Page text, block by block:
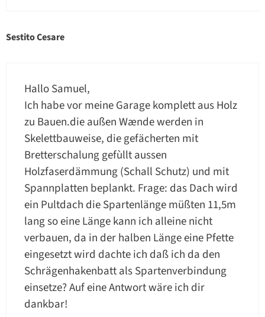
Sestito Cesare
Hallo Samuel,
Ich habe vor meine Garage komplett aus Holz
zu Bauen.die außen Wænde werden in
Skelettbauweise, die gefächerten mit
Bretterschalung gefùllt aussen
Holzfaserdämmung (Schall Schutz) und mit
Spannplatten beplankt. Frage: das Dach wird
ein Pultdach die Spartenlänge müßten 11,5m
lang so eine Länge kann ich alleine nicht
verbauen, da in der halben Länge eine Pfette
eingesetzt wird dachte ich daß ich da den
Schrägenhakenbatt als Spartenverbindung
einsetze? Auf eine Antwort wäre ich dir
dankbar!